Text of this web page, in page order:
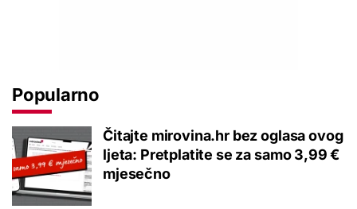
Popularno
Čitajte mirovina.hr bez oglasa ovog
ljeta: Pretplatite se za samo 3,99 €
mjesečno